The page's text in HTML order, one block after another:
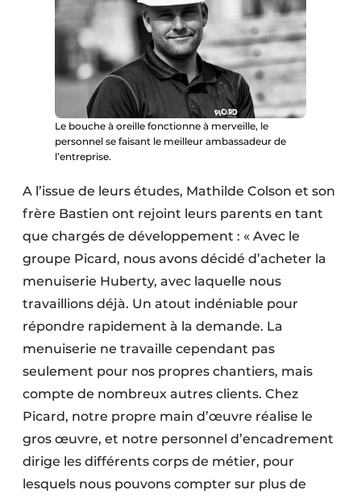
Le bouche à oreille fonctionne à merveille, le
personnel se faisant le meilleur ambassadeur de
l’entreprise.
A l’issue de leurs études, Mathilde Colson et son
frère Bastien ont rejoint leurs parents en tant
que chargés de développement : « Avec le
groupe Picard, nous avons décidé d’acheter la
menuiserie Huberty, avec laquelle nous
travaillions déjà. Un atout indéniable pour
répondre rapidement à la demande. La
menuiserie ne travaille cependant pas
seulement pour nos propres chantiers, mais
compte de nombreux autres clients. Chez
Picard, notre propre main d’œuvre réalise le
gros œuvre, et notre personnel d’encadrement
dirige les différents corps de métier, pour
lesquels nous pouvons compter sur plus de